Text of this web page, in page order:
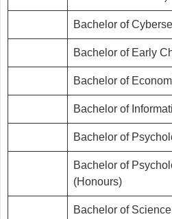
Bachelor of
Bachelor of Early
Bachelor of
Bachelor of
Bachelor of
Bachelor of
(Honours)
Bachelor of